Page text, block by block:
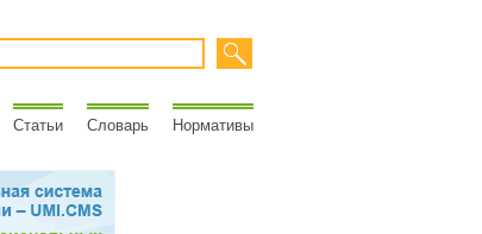
Статьи Словарь Нормативы